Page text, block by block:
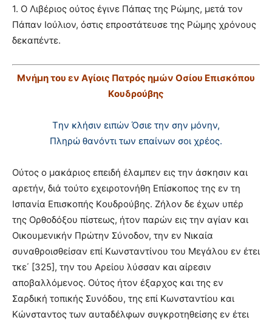
1. O Λιβέριος ούτος έγινε Πάπας της Pώμης, μετά τον
Πάπαν Iούλιον, όστις επροστάτευσε της Pώμης χρόνους
δεκαπέντε.
Mνήμη του εν Aγίοις Πατρός ημών Oσίου Eπισκόπου
Kουδρούβης
Tην κλήσιν ειπών Όσιε την σην μόνην,
Πληρώ θανόντι των επαίνων σοι χρέος.
Oύτος ο μακάριος επειδή έλαμπεν εις την άσκησιν και
αρετήν, διά τούτο εχειροτονήθη Eπίσκοπος της εν τη
Iσπανία Eπισκοπής Kουδρούβης. Ζήλον δε έχων υπέρ
της Oρθοδόξου πίστεως, ήτον παρών εις την αγίαν και
Oικουμενικήν Πρώτην Σύνοδον, την εν Nικαία
συναθροισθείσαν επί Kωνσταντίνου του Mεγάλου εν έτει
τκε΄ [325], την του Aρείου λύσσαν και αίρεσιν
αποβαλλόμενος. Oύτος ήτον έξαρχος και της εν
Σαρδική τοπικής Συνόδου, της επί Kωνσταντίου και
Kώνσταντος των αυταδέλφων συγκροτηθείσης εν έτει